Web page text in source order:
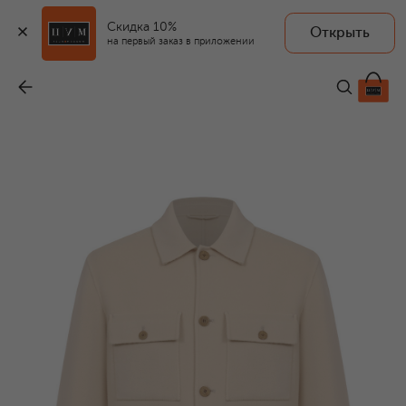
Скидка 10%
на первый заказ в приложении
Открыть
84 400 ₽